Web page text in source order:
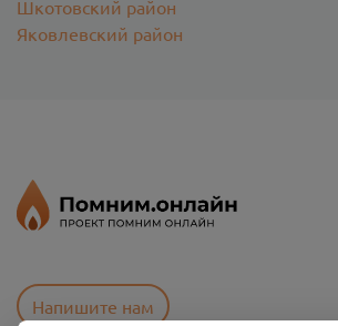
Шкотовский район
Яковлевский район
Напишите нам